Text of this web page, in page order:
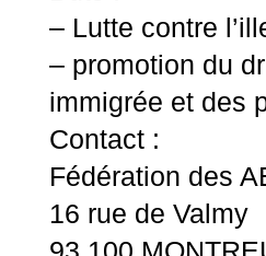
– Lutte contre
– promotion du
immigrée et des
Contact :
Fédération des
16 rue de Valmy